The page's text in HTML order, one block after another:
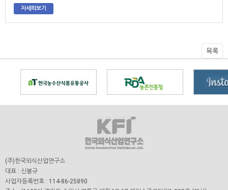
자세히보기
목록
(주)한국외식산업연구소
대표 : 신봉규
사업자등록번호 : 114-86-25890